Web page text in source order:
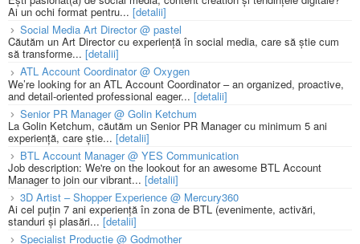
Ai un ochi format pentru... [detalii]
Social Media Art Director @ pastel
Căutăm un Art Director cu experiență în social media, care să știe cum
să transforme... [detalii]
ATL Account Coordinator @ Oxygen
We’re looking for an ATL Account Coordinator – an organized, proactive,
and detail-oriented professional eager... [detalii]
Senior PR Manager @ Golin Ketchum
La Golin Ketchum, căutăm un Senior PR Manager cu minimum 5 ani
experiență, care știe... [detalii]
BTL Account Manager @ YES Communication
Job description: We're on the lookout for an awesome BTL Account
Manager to join our vibrant... [detalii]
3D Artist – Shopper Experience @ Mercury360
Ai cel puțin 7 ani experiență în zona de BTL (evenimente, activări,
standuri și plasări...[detalii]
Specialist Productie @ Godmother